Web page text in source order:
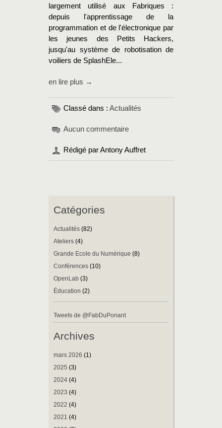
largement utilisé aux Fabriques :
depuis l'apprentissage de la
programmation et de l'électronique par
les jeunes des Petits Hackers,
jusqu'au système de robotisation de
voiliers de SplashEle...
en lire plus →
Classé dans : Actualités
Aucun commentaire
Rédigé par Antony Auffret
Catégories
Actualités (82)
Ateliers (4)
Grande Ecole du Numérique (8)
Conférences (10)
OpenLab (3)
Éducation (2)
Tweets de @FabDuPonant
Archives
mars 2026 (1)
2025 (3)
2024 (4)
2023 (4)
2022 (4)
2021 (4)